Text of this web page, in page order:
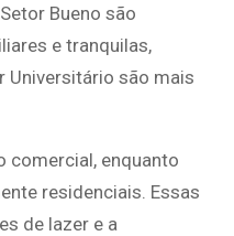
Bueno são
e tranquilas,
Universitário são mais
comercial, enquanto
residenciais. Essas
de lazer e a